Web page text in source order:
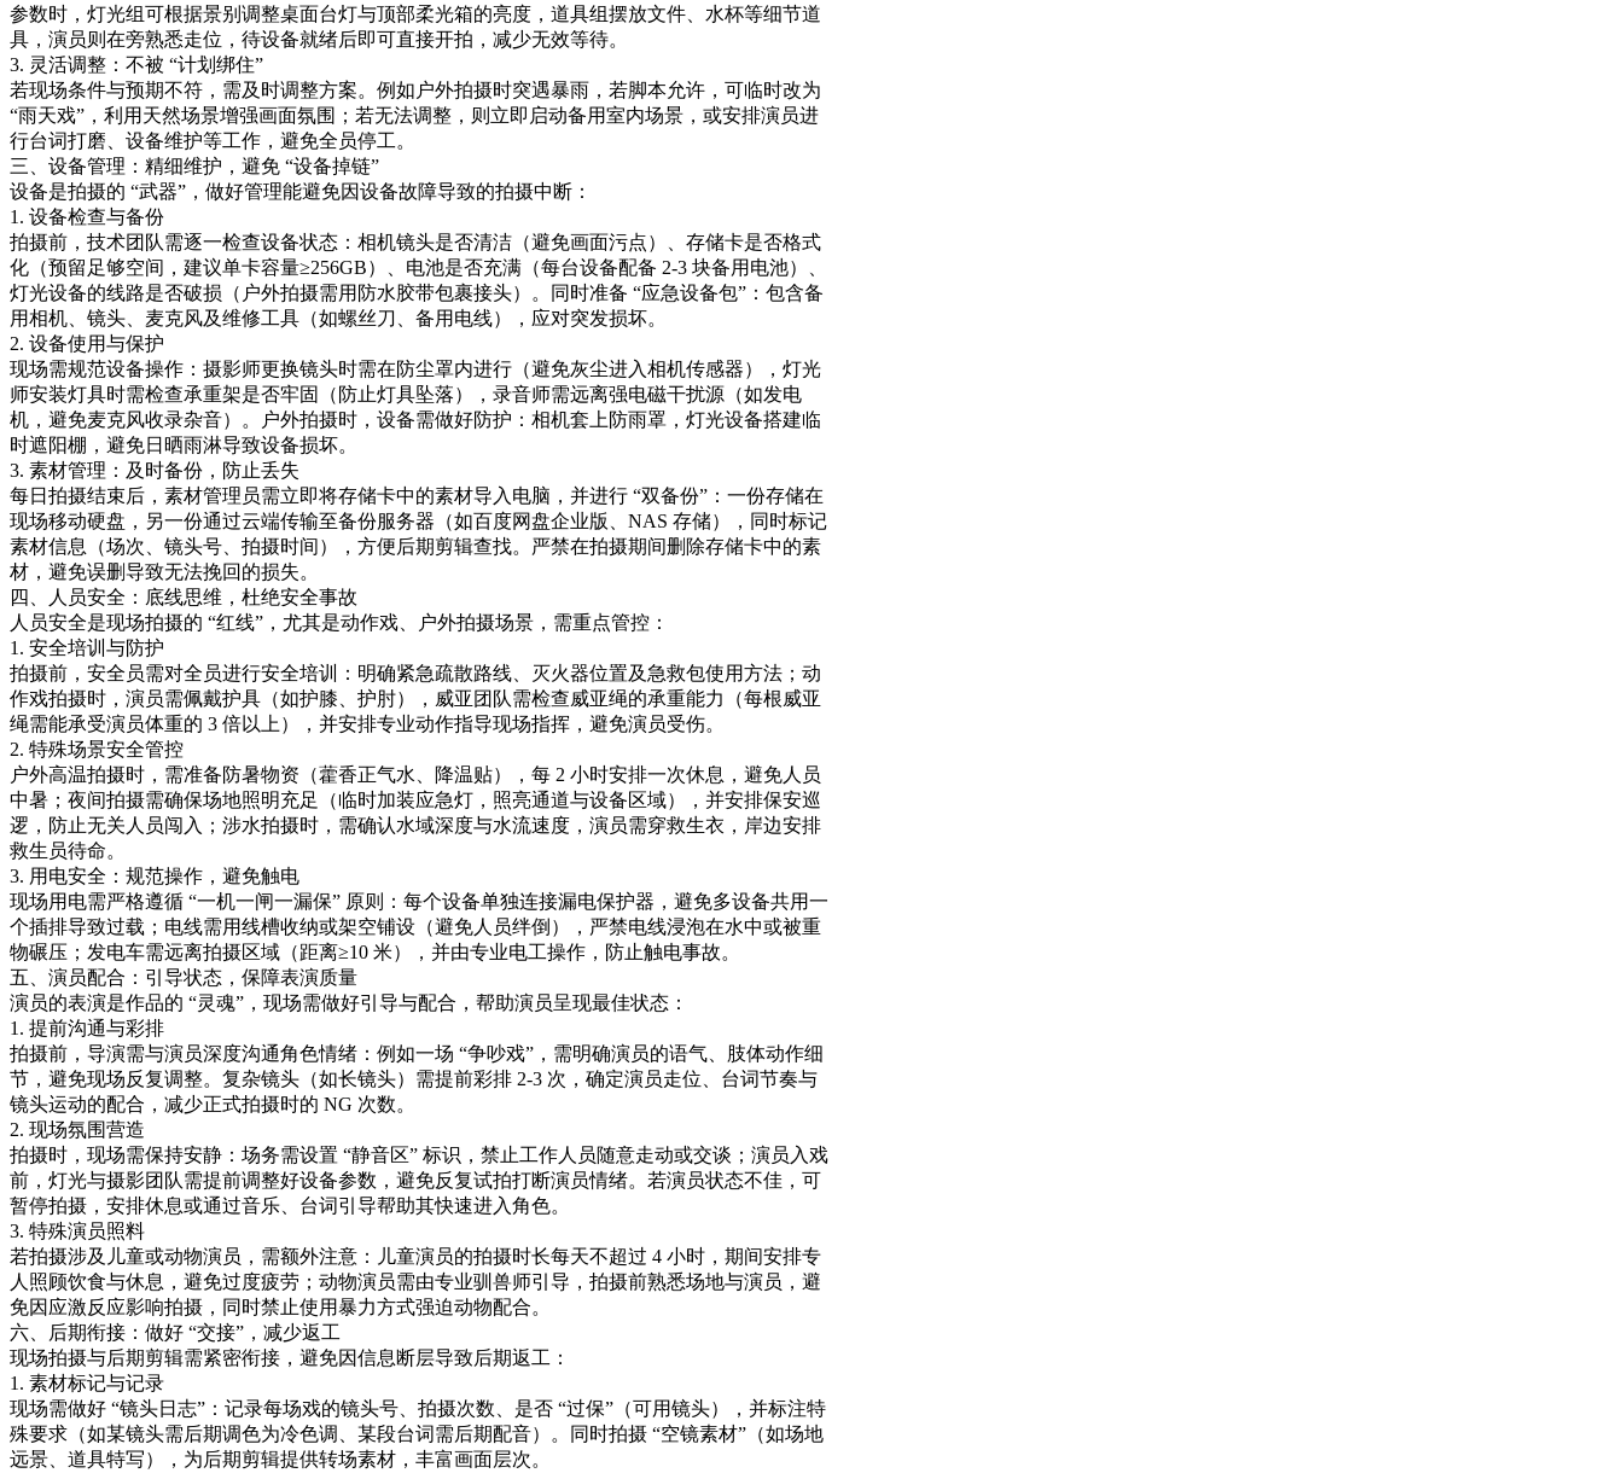
参数时，灯光组可根据景别调整桌面台灯与顶部柔光箱的亮度，道具组摆放文件、水杯等细节道
具，演员则在旁熟悉走位，待设备就绪后即可直接开拍，减少无效等待。​
3. 灵活调整：不被 “计划绑住”​
若现场条件与预期不符，需及时调整方案。例如户外拍摄时突遇暴雨，若脚本允许，可临时改为
“雨天戏”，利用天然场景增强画面氛围；若无法调整，则立即启动备用室内场景，或安排演员进
行台词打磨、设备维护等工作，避免全员停工。​
三、设备管理：精细维护，避免 “设备掉链”​
设备是拍摄的 “武器”，做好管理能避免因设备故障导致的拍摄中断：​
1. 设备检查与备份​
拍摄前，技术团队需逐一检查设备状态：相机镜头是否清洁（避免画面污点）、存储卡是否格式
化（预留足够空间，建议单卡容量≥256GB）、电池是否充满（每台设备配备 2-3 块备用电池）、
灯光设备的线路是否破损（户外拍摄需用防水胶带包裹接头）。同时准备 “应急设备包”：包含备
用相机、镜头、麦克风及维修工具（如螺丝刀、备用电线），应对突发损坏。​
2. 设备使用与保护​
现场需规范设备操作：摄影师更换镜头时需在防尘罩内进行（避免灰尘进入相机传感器），灯光
师安装灯具时需检查承重架是否牢固（防止灯具坠落），录音师需远离强电磁干扰源（如发电
机，避免麦克风收录杂音）。户外拍摄时，设备需做好防护：相机套上防雨罩，灯光设备搭建临
时遮阳棚，避免日晒雨淋导致设备损坏。​
3. 素材管理：及时备份，防止丢失​
每日拍摄结束后，素材管理员需立即将存储卡中的素材导入电脑，并进行 “双备份”：一份存储在
现场移动硬盘，另一份通过云端传输至备份服务器（如百度网盘企业版、NAS 存储），同时标记
素材信息（场次、镜头号、拍摄时间），方便后期剪辑查找。严禁在拍摄期间删除存储卡中的素
材，避免误删导致无法挽回的损失。​
四、人员安全：底线思维，杜绝安全事故​
人员安全是现场拍摄的 “红线”，尤其是动作戏、户外拍摄场景，需重点管控：​
1. 安全培训与防护​
拍摄前，安全员需对全员进行安全培训：明确紧急疏散路线、灭火器位置及急救包使用方法；动
作戏拍摄时，演员需佩戴护具（如护膝、护肘），威亚团队需检查威亚绳的承重能力（每根威亚
绳需能承受演员体重的 3 倍以上），并安排专业动作指导现场指挥，避免演员受伤。​
2. 特殊场景安全管控​
户外高温拍摄时，需准备防暑物资（藿香正气水、降温贴），每 2 小时安排一次休息，避免人员
中暑；夜间拍摄需确保场地照明充足（临时加装应急灯，照亮通道与设备区域），并安排保安巡
逻，防止无关人员闯入；涉水拍摄时，需确认水域深度与水流速度，演员需穿救生衣，岸边安排
救生员待命。​
3. 用电安全：规范操作，避免触电​
现场用电需严格遵循 “一机一闸一漏保” 原则：每个设备单独连接漏电保护器，避免多设备共用一
个插排导致过载；电线需用线槽收纳或架空铺设（避免人员绊倒），严禁电线浸泡在水中或被重
物碾压；发电车需远离拍摄区域（距离≥10 米），并由专业电工操作，防止触电事故。​
五、演员配合：引导状态，保障表演质量​
演员的表演是作品的 “灵魂”，现场需做好引导与配合，帮助演员呈现最佳状态：​
1. 提前沟通与彩排​
拍摄前，导演需与演员深度沟通角色情绪：例如一场 “争吵戏”，需明确演员的语气、肢体动作细
节，避免现场反复调整。复杂镜头（如长镜头）需提前彩排 2-3 次，确定演员走位、台词节奏与
镜头运动的配合，减少正式拍摄时的 NG 次数。​
2. 现场氛围营造​
拍摄时，现场需保持安静：场务需设置 “静音区” 标识，禁止工作人员随意走动或交谈；演员入戏
前，灯光与摄影团队需提前调整好设备参数，避免反复试拍打断演员情绪。若演员状态不佳，可
暂停拍摄，安排休息或通过音乐、台词引导帮助其快速进入角色。​
3. 特殊演员照料​
若拍摄涉及儿童或动物演员，需额外注意：儿童演员的拍摄时长每天不超过 4 小时，期间安排专
人照顾饮食与休息，避免过度疲劳；动物演员需由专业驯兽师引导，拍摄前熟悉场地与演员，避
免因应激反应影响拍摄，同时禁止使用暴力方式强迫动物配合。​
六、后期衔接：做好 “交接”，减少返工​
现场拍摄与后期剪辑需紧密衔接，避免因信息断层导致后期返工：​
1. 素材标记与记录​
现场需做好 “镜头日志”：记录每场戏的镜头号、拍摄次数、是否 “过保”（可用镜头），并标注特
殊要求（如某镜头需后期调色为冷色调、某段台词需后期配音）。同时拍摄 “空镜素材”（如场地
远景、道具特写），为后期剪辑提供转场素材，丰富画面层次。​